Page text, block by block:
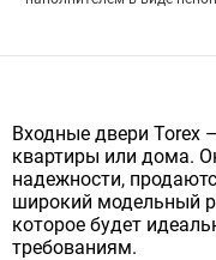
Входные двери Torex
квартиры или дома.
надежности,
широкий модельный
которое будет
требованиям.